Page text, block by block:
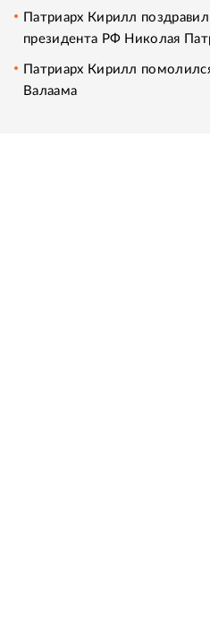
Патриарх Кирилл
президента РФ Николая
Патриарх Кирилл
Валаама